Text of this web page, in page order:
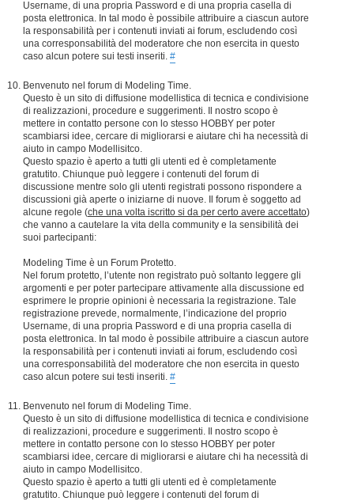
Username, di una propria Password e di una propria casella di
posta elettronica. In tal modo è possibile attribuire a ciascun autore
la responsabilità per i contenuti inviati ai forum, escludendo così
una corresponsabilità del moderatore che non esercita in questo
caso alcun potere sui testi inseriti. #
Benvenuto nel forum di Modeling Time.
Questo è un sito di diffusione modellistica di tecnica e condivisione
di realizzazioni, procedure e suggerimenti. Il nostro scopo è
mettere in contatto persone con lo stesso HOBBY per poter
scambiarsi idee, cercare di migliorarsi e aiutare chi ha necessità di
aiuto in campo Modellisitco.
Questo spazio è aperto a tutti gli utenti ed è completamente
gratutito. Chiunque può leggere i contenuti del forum di
discussione mentre solo gli utenti registrati possono rispondere a
discussioni già aperte o iniziarne di nuove. Il forum è soggetto ad
alcune regole (che una volta iscritto si da per certo avere accettato)
che vanno a cautelare la vita della community e la sensibilità dei
suoi partecipanti:
Modeling Time è un Forum Protetto.
Nel forum protetto, l’utente non registrato può soltanto leggere gli
argomenti e per poter partecipare attivamente alla discussione ed
esprimere le proprie opinioni è necessaria la registrazione. Tale
registrazione prevede, normalmente, l’indicazione del proprio
Username, di una propria Password e di una propria casella di
posta elettronica. In tal modo è possibile attribuire a ciascun autore
la responsabilità per i contenuti inviati ai forum, escludendo così
una corresponsabilità del moderatore che non esercita in questo
caso alcun potere sui testi inseriti. #
Benvenuto nel forum di Modeling Time.
Questo è un sito di diffusione modellistica di tecnica e condivisione
di realizzazioni, procedure e suggerimenti. Il nostro scopo è
mettere in contatto persone con lo stesso HOBBY per poter
scambiarsi idee, cercare di migliorarsi e aiutare chi ha necessità di
aiuto in campo Modellisitco.
Questo spazio è aperto a tutti gli utenti ed è completamente
gratutito. Chiunque può leggere i contenuti del forum di